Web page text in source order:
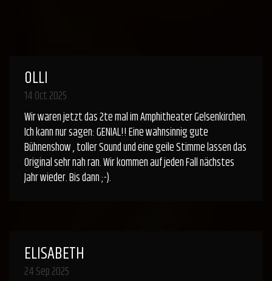
OLLI
14 Oct 2025
Wir waren jetzt das 2te mal im Amphitheater Gelsenkirchen.
Ich kann nur sagen: GENIAL!! Eine wahnsinnig gute
Bühnenshow , toller Sound und eine geile Stimme lassen das
Original sehr nah ran. Wir kommen auf jeden Fall nächstes
Jahr wieder. Bis dann ;-).
ELISABETH
24 Sep 2025